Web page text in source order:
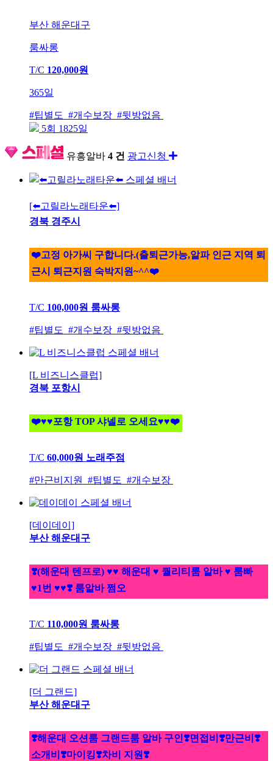
부산 해운대구
룸싸롱
T/C 120,000원
365일
#팁별도 #개수보장 #뒷방없음
5회 1825일
유흥알바 4 건 광고신청
[⬅️고릴라노래타운⬅️]
경북 경주시
❤️고정 아가씨 구합니다.(출퇴근가능,알파 인근 지역 퇴
근시 퇴근지원 숙박지원~^^❤️
T/C 100,000원 룸싸롱
#팁별도 #개수보장 #뒷방없음
[L 비즈니스클럽]
경북 포항시
❤️♥♥포항 TOP 샤넬로 오세요♥♥❤️
T/C 60,000원 노래주점
#만근비지원 #팁별도 #개수보장
[데이데이]
부산 해운대구
❣️(해운대 텐프로) ♥♥ 해운대 ♥ 퀄리티룸 알바 ♥ 룸빠
♥1번 ♥♥❣️ 룸알바 쩜오
T/C 110,000원 룸싸롱
#팁별도 #개수보장 #뒷방없음
[더 그랜드]
부산 해운대구
❣️해운대 오션룸 그랜드룸 알바 구인❣️면접비❣️만근비❣️
소개비❣️마이킹❣️차비 지원❣️